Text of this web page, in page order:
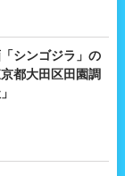
シンゴジラ」の
都大田区田園調